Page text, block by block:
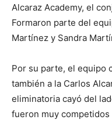
Alcaraz Academy, el
Formaron parte del
Martínez y Sandra
Por su parte, el equipo
también a la Carlos
eliminatoria cayó del
fueron muy